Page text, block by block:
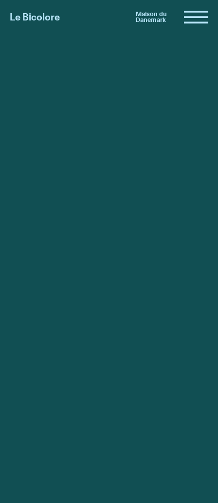
Le Bicolore Maison du
Danemark